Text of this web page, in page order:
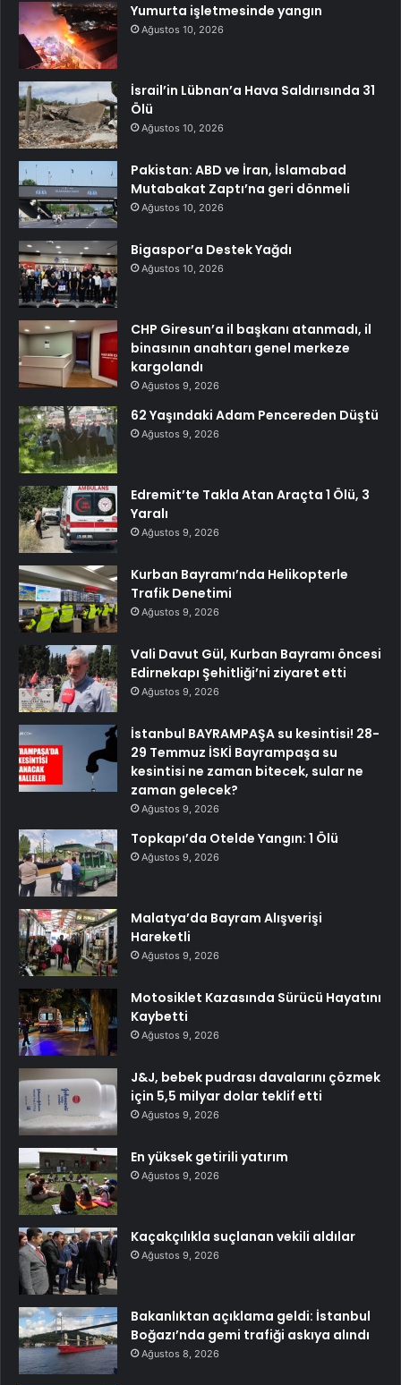
Yumurta işletmesinde yangın
Ağustos 10, 2026
İsrail’in Lübnan’a Hava Saldırısında 31
Ölü
Ağustos 10, 2026
Pakistan: ABD ve İran, İslamabad
Mutabakat Zaptı’na geri dönmeli
Ağustos 10, 2026
Bigaspor’a Destek Yağdı
Ağustos 10, 2026
CHP Giresun’a il başkanı atanmadı, il
binasının anahtarı genel merkeze
kargolandı
Ağustos 9, 2026
62 Yaşındaki Adam Pencereden Düştü
Ağustos 9, 2026
Edremit’te Takla Atan Araçta 1 Ölü, 3
Yaralı
Ağustos 9, 2026
Kurban Bayramı’nda Helikopterle
Trafik Denetimi
Ağustos 9, 2026
Vali Davut Gül, Kurban Bayramı öncesi
Edirnekapı Şehitliği’ni ziyaret etti
Ağustos 9, 2026
İstanbul BAYRAMPAŞA su kesintisi! 28-
29 Temmuz İSKİ Bayrampaşa su
kesintisi ne zaman bitecek, sular ne
zaman gelecek?
Ağustos 9, 2026
Topkapı’da Otelde Yangın: 1 Ölü
Ağustos 9, 2026
Malatya’da Bayram Alışverişi
Hareketli
Ağustos 9, 2026
Motosiklet Kazasında Sürücü Hayatını
Kaybetti
Ağustos 9, 2026
J&J, bebek pudrası davalarını çözmek
için 5,5 milyar dolar teklif etti
Ağustos 9, 2026
En yüksek getirili yatırım
Ağustos 9, 2026
Kaçakçılıkla suçlanan vekili aldılar
Ağustos 9, 2026
Bakanlıktan açıklama geldi: İstanbul
Boğazı’nda gemi trafiği askıya alındı
Ağustos 8, 2026